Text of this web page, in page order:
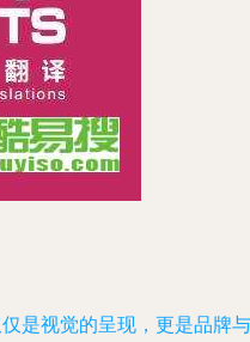
是视觉的呈现，更是品牌与